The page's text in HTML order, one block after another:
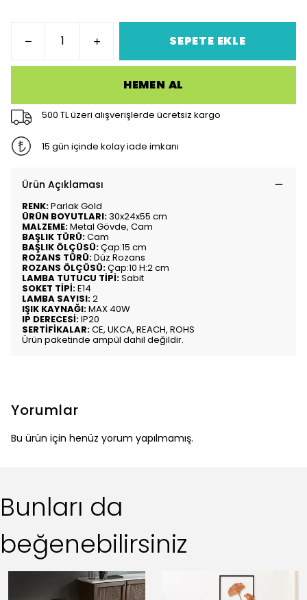
SEPETE EKLE
HEMEN AL
500 TL üzeri alışverişlerde ücretsiz kargo
15 gün içinde kolay iade imkanı
Ürün Açıklaması
RENK:Parlak Gold
ÜRÜN BOYUTLARI:30x24x55 cm
MALZEME:Metal Gövde, Cam
BAŞLIK TÜRÜ:Cam
BAŞLIK ÖLÇÜSÜ:Çap:15 cm
ROZANS TÜRÜ:Düz Rozans
ROZANS ÖLÇÜSÜ:Çap:10 H:2 cm
LAMBA TUTUCU TİPİ:Sabit
SOKET TİPİ:E14
LAMBA SAYISI:2
IŞIK KAYNAĞI:MAX 40W
IP DERECESİ:IP20
SERTİFİKALAR:CE, UKCA, REACH, ROHS
Ürün paketinde ampül dahil değildir.
Yorumlar
Bu ürün için henüz yorum yapılmamış.
Bunları da
beğenebilirsiniz